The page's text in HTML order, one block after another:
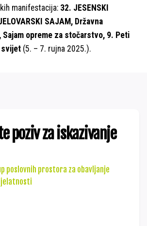
manifestacija: 32. JESENSKI
SAJAM, Državna
opreme za stočarstvo, 9. Peti
svijet (5. – 7. rujna 2025.).
poziv za iskazivanje
poslovnih prostora za obavljanje